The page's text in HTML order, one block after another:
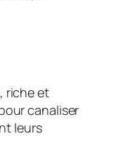
riche et
canaliser
leurs